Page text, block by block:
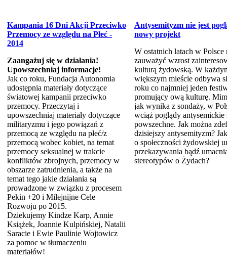
Kampania 16 Dni Akcji Przeciwko
Przemocy ze względu na Płeć -
2014
Zaangażuj się w działania!
Upowszechniaj informacje!
Jak co roku, Fundacja Autonomia
udostępnia materiały dotyczące
światowej kampanii przeciwko
przemocy. Przeczytaj i
upowszechniaj materiały dotyczące
militaryzmu i jego powiązań z
przemocą ze względu na płeć/z
przemocą wobec kobiet, na temat
przemocy seksualnej w trakcie
konfliktów zbrojnych, przemocy w
obszarze zatrudnienia, a także na
temat tego jakie działania są
prowadzone w związku z procesem
Pekin +20 i Milejnijne Cele
Rozwoju po 2015.
Dziekujemy Kindze Karp, Annie
Książek, Joannie Kulpińskiej, Natalii
Saracie i Ewie Paulinie Wojtowicz
za pomoc w tłumaczeniu
materiałów!
Antysemityzm nie jest
nowy projekt
W ostatnich latach w Polsce
zauważyć wzrost
kulturą żydowską. W
większym mieście odbywa
roku co najmniej jeden
promujący ową kulturę.
jak wynika z sondaży, w
wciąż poglądy antysemickie
powszechne. Jak można
dzisiejszy antysemityzm?
o społeczności żydowskiej
przekazywania bądź
stereotypów o Żydach?